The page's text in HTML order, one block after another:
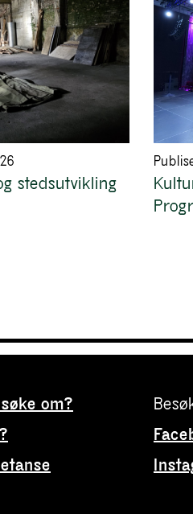
stedsutvikling
om?